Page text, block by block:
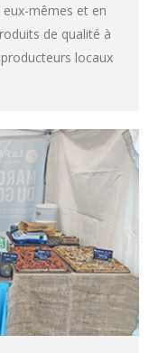
mêmes et en
de qualité à
locaux